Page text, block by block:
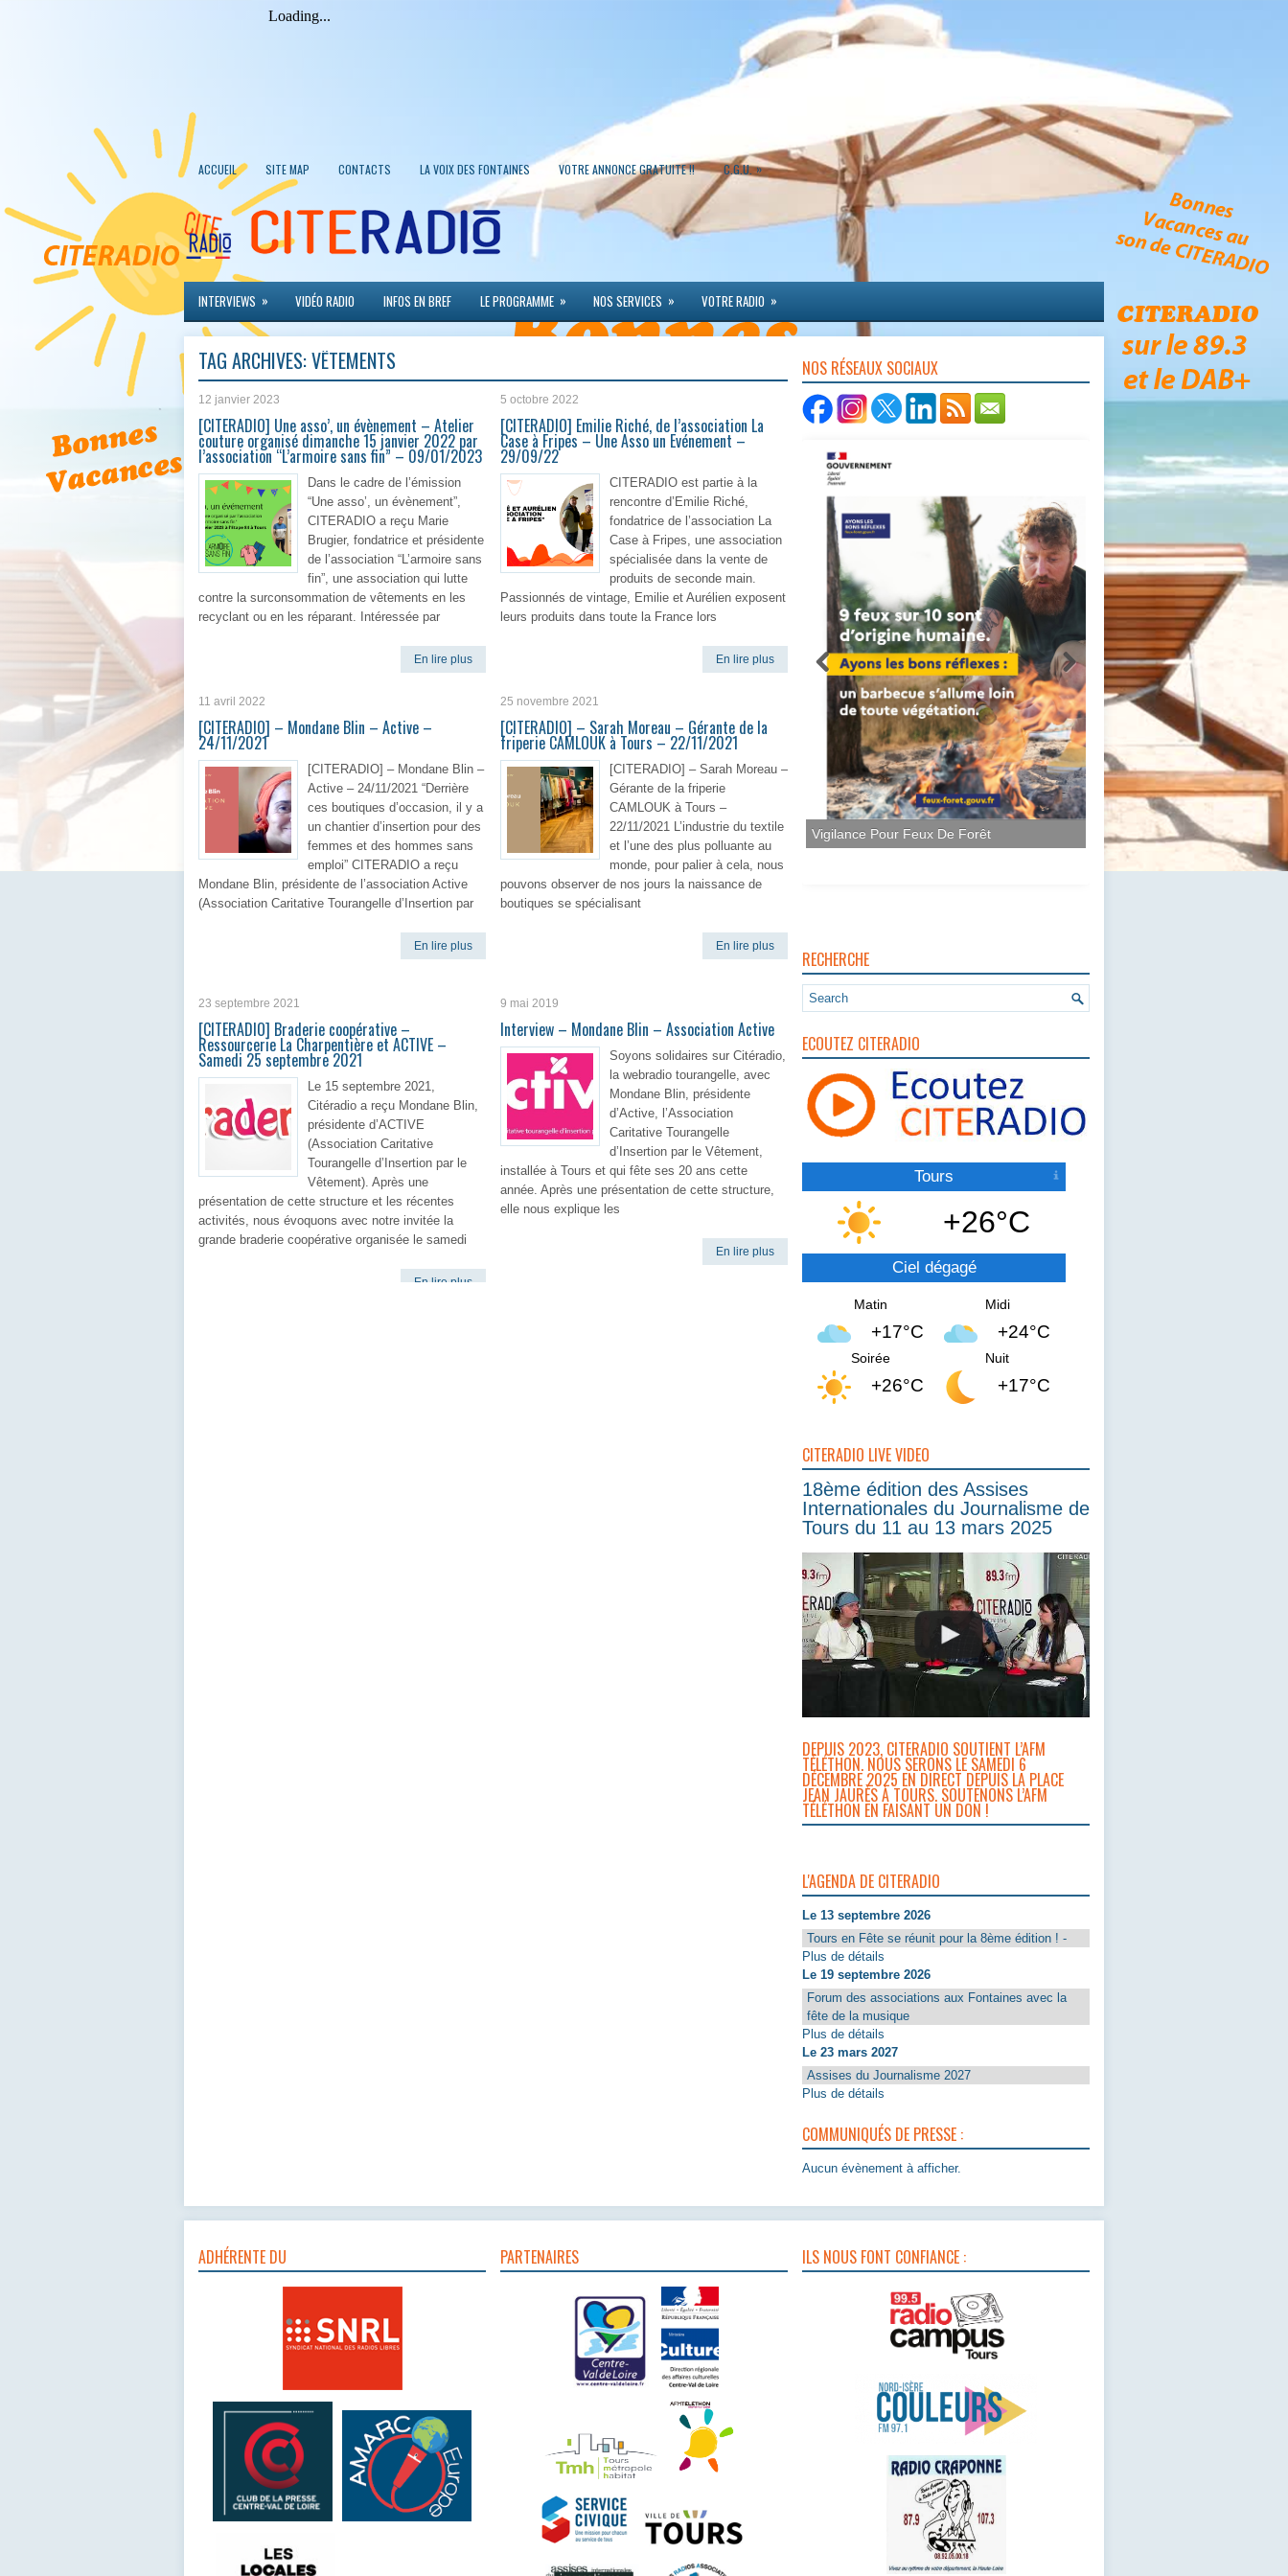
ACCUEIL SITE MAP CONTACTS LA VOIX DES FONTAINES VOTRE ANNONCE GRATUITE !! C.G.U. »
INTERVIEWS » VIDÉO RADIO INFOS EN BREF LE PROGRAMME » NOS SERVICES » VOTRE RADIO »
TAG ARCHIVES:VÊTEMENTS
12 janvier 2023
[CITERADIO] Une asso’, un évènement – Atelier
couture organisé dimanche 15 janvier 2022 par
l’association “L’armoire sans fin” – 09/01/2023
Dans le cadre de l’émission
“Une asso’, un évènement”,
CITERADIO a reçu Marie
Brugier, fondatrice et présidente
de l’association “L’armoire sans
fin”, une association qui lutte
contre la surconsommation de vêtements en les
recyclant ou en les réparant. Intéressée par
En lire plus
5 octobre 2022
[CITERADIO] Emilie Riché, de l’association La
Case à Fripes – Une Asso un Evénement –
29/09/22
CITERADIO est partie à la
rencontre d’Emilie Riché,
fondatrice de l’association La
Case à Fripes, une association
spécialisée dans la vente de
produits de seconde main.
Passionnés de vintage, Emilie et Aurélien exposent
leurs produits dans toute la France lors
En lire plus
11 avril 2022
[CITERADIO] – Mondane Blin – Active –
24/11/2021
[CITERADIO] – Mondane Blin –
Active – 24/11/2021 “Derrière
ces boutiques d’occasion, il y a
un chantier d’insertion pour des
femmes et des hommes sans
emploi” CITERADIO a reçu
Mondane Blin, présidente de l’association Active
(Association Caritative Tourangelle d’Insertion par
En lire plus
25 novembre 2021
[CITERADIO] – Sarah Moreau – Gérante de la
friperie CAMLOUK à Tours – 22/11/2021
[CITERADIO] – Sarah Moreau –
Gérante de la friperie
CAMLOUK à Tours –
22/11/2021 L’industrie du textile
et l’une des plus polluante au
monde, pour palier à cela, nous
pouvons observer de nos jours la naissance de
boutiques se spécialisant
En lire plus
23 septembre 2021
[CITERADIO] Braderie coopérative –
Ressourcerie La Charpentière et ACTIVE –
Samedi 25 septembre 2021
Le 15 septembre 2021,
Citéradio a reçu Mondane Blin,
présidente d’ACTIVE
(Association Caritative
Tourangelle d’Insertion par le
Vêtement). Après une
présentation de cette structure et les récentes
activités, nous évoquons avec notre invitée la
grande braderie coopérative organisée le samedi
En lire plus
9 mai 2019
Interview – Mondane Blin – Association Active
Soyons solidaires sur Citéradio,
la webradio tourangelle, avec
Mondane Blin, présidente
d’Active, l’Association
Caritative Tourangelle
d’Insertion par le Vêtement,
installée à Tours et qui fête ses 20 ans cette
année. Après une présentation de cette structure,
elle nous explique les
En lire plus
NOS RÉSEAUX SOCIAUX
Vigilance Pour Feux De Forêt
RECHERCHE
ECOUTEZ CITERADIO
Tours
+26°C
Ciel dégagé
Matin
+17°C
Midi
+24°C
Soirée
+26°C
Nuit
+17°C
CITERADIO LIVE VIDEO
18ème édition des Assises
Internationales du Journalisme de
Tours du 11 au 13 mars 2025
DEPUIS 2023, CITERADIO SOUTIENT L’AFM
TÉLÉTHON. NOUS SERONS LE SAMEDI 6
DÉCEMBRE 2025 EN DIRECT DEPUIS LA PLACE
JEAN JAURÈS À TOURS. SOUTENONS L’AFM
TÉLÉTHON EN FAISANT UN DON !
L'AGENDA DE CITERADIO
Le 13 septembre 2026
Tours en Fête se réunit pour la 8ème édition ! -
Plus de détails
Le 19 septembre 2026
Forum des associations aux Fontaines avec la
fête de la musique
Plus de détails
Le 23 mars 2027
Assises du Journalisme 2027
Plus de détails
COMMUNIQUÉS DE PRESSE :
Aucun évènement à afficher.
ADHÉRENTE DU PARTENAIRES ILS NOUS FONT CONFIANCE :